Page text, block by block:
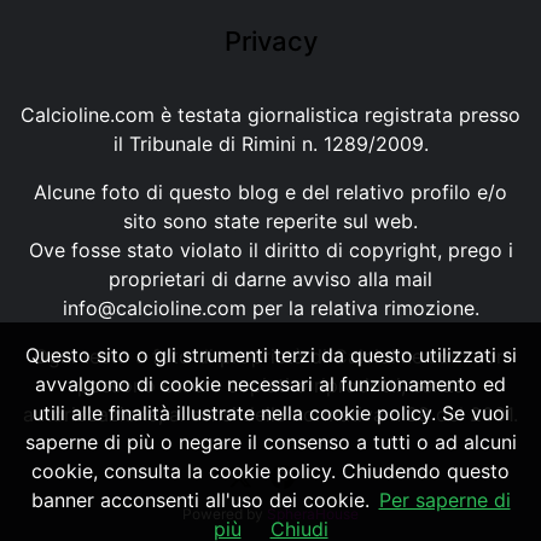
Privacy
Calcioline.com è testata giornalistica registrata presso
il Tribunale di Rimini n. 1289/2009.
Alcune foto di questo blog e del relativo profilo e/o
sito sono state reperite sul web.
Ove fosse stato violato il diritto di copyright, prego i
proprietari di darne avviso alla mail
info@calcioline.com per la relativa rimozione.
Ogni testo e foto di proprietà di Calcioline.com non
possono essere copiati o riprodotti, senza
autorizzazione, ai sensi della normativa n.29 del 2001.
Powered by SpheraHouse
Questo sito o gli strumenti terzi da questo utilizzati si
avvalgono di cookie necessari al funzionamento ed
utili alle finalità illustrate nella cookie policy. Se vuoi
saperne di più o negare il consenso a tutti o ad alcuni
cookie, consulta la cookie policy. Chiudendo questo
banner acconsenti all'uso dei cookie. Per saperne di
più
Chiudi